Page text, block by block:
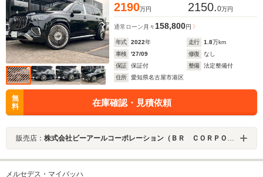
2190万円 2150.0万円
通常ローン 月々158,800円
年式 2022年 走行 1.8万km
車検
'27/09 修復
なし
保証
保証付 整備
法定整備付
住所
愛知県名古屋市港区
無
料
在庫確認・見積依頼
販売店： 株式会社ビーアールコーポレーション（ＢＲ ＣＯＲＰＯＲＡＴＩＯＮ）
メルセデス・マイバッハ